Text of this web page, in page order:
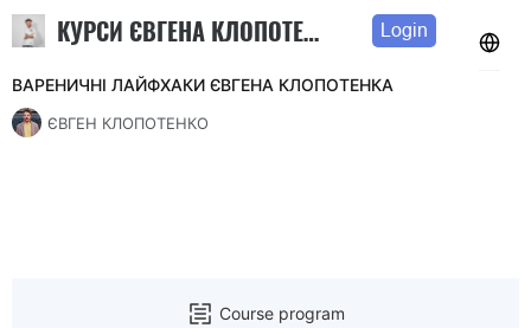
КУРСИ ЄВГЕНА КЛОПОТЕНКА Login
ВАРЕНИЧНІ ЛАЙФХАКИ ЄВГЕНА КЛОПОТЕНКА
ЄВГЕН КЛОПОТЕНКО
Course program